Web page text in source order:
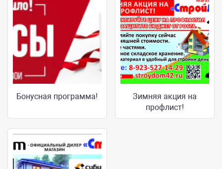
Бонусная программа!
Зимняя акция на
профлист!